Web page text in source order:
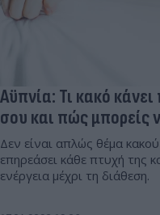
Αϋπνία: Τι κακό
σου και πώς μπορείς
Δεν είναι απλώς θέμα
επηρεάσει κάθε πτυχή της
ενέργεια μέχρι τη διάθεση.